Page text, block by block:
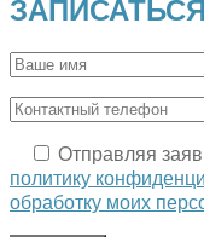
Отправляя
политику
обработку моих